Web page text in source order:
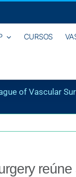
CURSOS
of Vascular